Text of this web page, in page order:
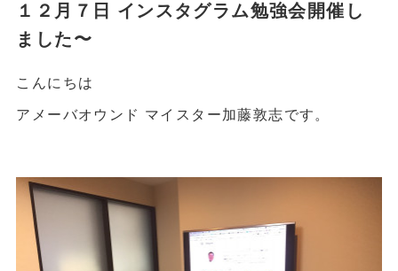
１２月７日 インスタグラム勉強会開催し
ました〜
こんにちは
アメーバオウンド マイスター加藤敦志です。